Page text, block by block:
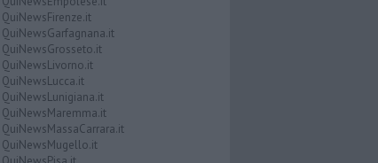
QuiNewsFirenze.it
QuiNewsGarfagnana.it
QuiNewsGrosseto.it
QuiNewsLivorno.it
QuiNewsLucca.it
QuiNewsLunigiana.it
QuiNewsMaremma.it
QuiNewsMassaCarrara.it
QuiNewsMugello.it